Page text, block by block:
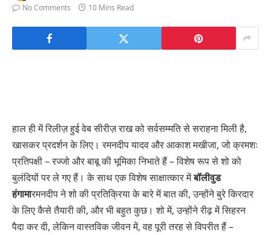
No Comments
10 Mins Read
हाल ही में रिलीज़ हुई वेब सीरीज़ राख को सर्वसम्मति से सराहना मिली है,
खासकर प्रदर्शन के लिए। रमनदीप यादव और आकाश मखीजा, जो क्रमशः
प्रतिपक्षी – रज्जो और बाबू की भूमिका निभाते हैं – विशेष रूप से शो को
बुलंदियों पर ले गए हैं। के साथ एक विशेष साक्षात्कार मेंबॉलीवुड
हंगामारमनदीप ने शो की प्रतिक्रिया के बारे में बात की, उन्होंने बुरे किरदार
के लिए कैसे तैयारी की, और भी बहुत कुछ। शो में, उन्होंने रीढ़ में सिहरन
पैदा कर दी, लेकिन वास्तविक जीवन में, वह पूरी तरह से विपरीत हैं –